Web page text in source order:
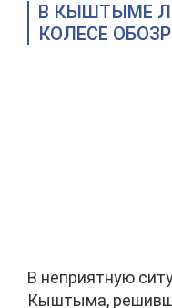
В КЫШТЫМЕ
КОЛЕСЕ
В неприятную
Кыштыма,